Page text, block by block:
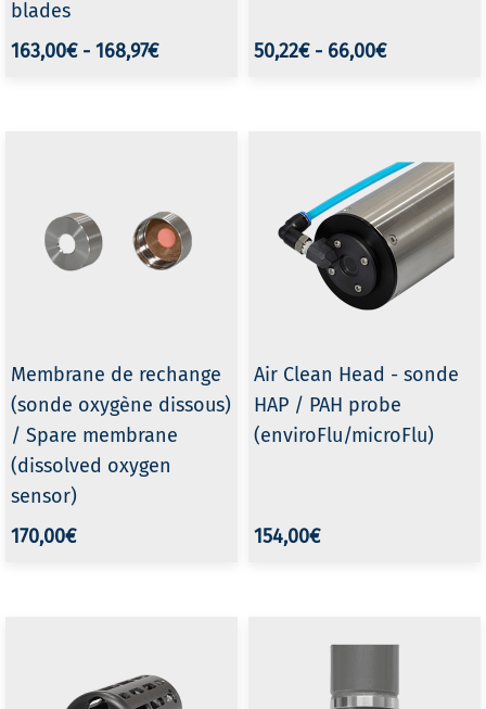
blades
163,00€- 168,97€ 50,22€- 66,00€
Membrane de rechange
(sonde oxygène dissous)
/ Spare membrane
(dissolved oxygen
sensor)
170,00€
Air Clean Head - sonde
HAP / PAH probe
(enviroFlu/microFlu)
154,00€